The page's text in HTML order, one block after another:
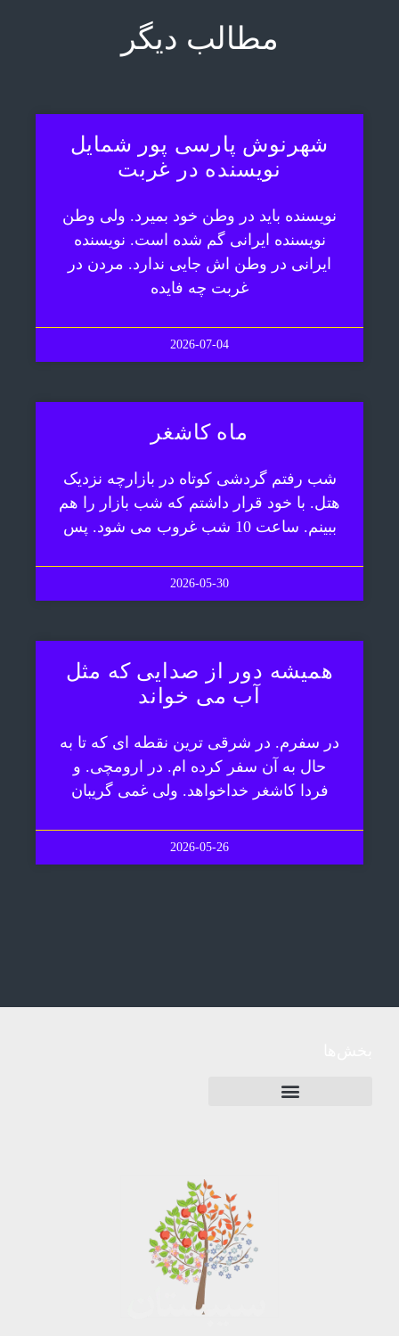
مطالب دیگر
شهرنوش پارسی پور شمایل
نویسنده در غربت
نویسنده باید در وطن خود بمیرد. ولی وطن
نویسنده ایرانی گم شده است. نویسنده
ایرانی در وطن اش جایی ندارد. مردن در
غربت چه فایده
2026-07-04
ماه کاشغر
شب رفتم گردشی کوتاه در بازارچه نزدیک
هتل. با خود قرار داشتم که شب بازار را هم
ببینم. ساعت 10 شب غروب می شود. پس
2026-05-30
همیشه دور از صدایی که مثل
آب می خواند
در سفرم. در شرقی ترین نقطه ای که تا به
حال به آن سفر کرده ام. در ارومچی. و
فردا کاشغر خداخواهد. ولی غمی گریبان
2026-05-26